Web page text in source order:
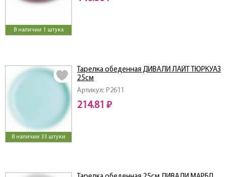
В наличии 1 штука
В наличии 33 штуки
Артикул: P2611
Тарелка обеденная ДИВАЛИ ЛАЙТ ТЮРКУАЗ
25см
214.81 ₽